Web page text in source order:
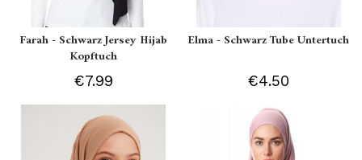
Farah - Schwarz Jersey Hijab
Kopftuch
€7.99
Elma - Schwarz Tube Untertuch
€4.50